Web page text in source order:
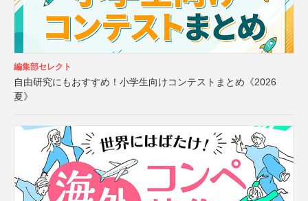
編集部セレクト
自由研究にもおすすめ！小学生向けコンテストまとめ《2026
夏》